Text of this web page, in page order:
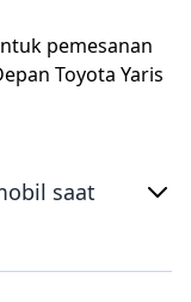
pemesanan
Toyota Yaris
saat